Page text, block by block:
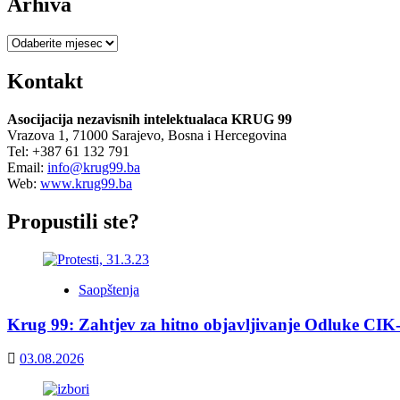
Arhiva
Arhiva
Kontakt
Asocijacija nezavisnih intelektualaca KRUG 99
Vrazova 1, 71000 Sarajevo, Bosna i Hercegovina
Tel: +387 61 132 791
Email: info@krug99.ba
Web: www.krug99.ba
Propustili ste?
Saopštenja
Krug 99: Zahtjev za hitno objavljivanje Odluke
03.08.2026